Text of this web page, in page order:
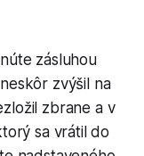
zásluhou
zvýšil na
zbrane a v
sa vrátil do